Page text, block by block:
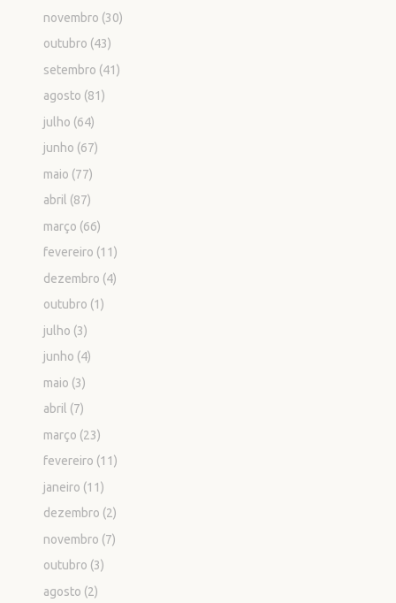
novembro (30)
outubro (43)
setembro (41)
agosto (81)
julho (64)
junho (67)
maio (77)
abril (87)
março (66)
fevereiro (11)
dezembro (4)
outubro (1)
julho (3)
junho (4)
maio (3)
abril (7)
março (23)
fevereiro (11)
janeiro (11)
dezembro (2)
novembro (7)
outubro (3)
agosto (2)